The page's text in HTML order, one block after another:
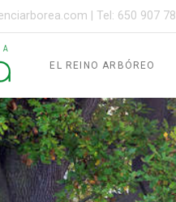
| Tel: 650 907
EL REINO ARBÓREO